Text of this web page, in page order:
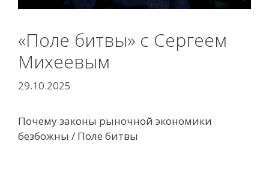
«Поле битвы» с Сергеем
Михеевым
29.10.2025
Почему законы рыночной экономики
безбожны / Поле битвы